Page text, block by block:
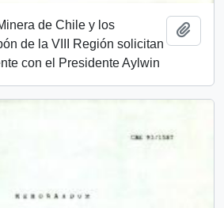
de Chile y los
de la VIII Región solicitan
con el Presidente Aylwin